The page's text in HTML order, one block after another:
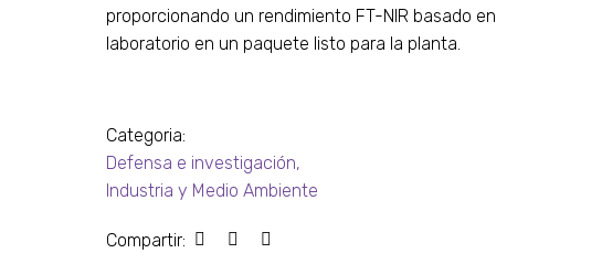
proporcionando un rendimiento FT-NIR basado en
laboratorio en un paquete listo para la planta.
Categoria:
Defensa e investigación,
Industria y Medio Ambiente
Compartir: